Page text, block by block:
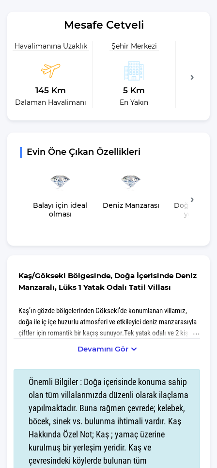
Mesafe Cetveli
Havalimanına Uzaklık
145 Km
Dalaman Havalimanı
Şehir Merkezi
5 Km
En Yakın
Evin Öne Çıkan Özellikleri
Balayı için ideal
olması
Deniz Manzarası
Doğa
yer
Kaş/Gökseki Bölgesinde, Doğa İçerisinde Deniz
Manzaralı, Lüks 1 Yatak Odalı Tatil Villası
Kaş’ın gözde bölgelerinden Gökseki’de konumlanan villamız,
doğa ile iç içe huzurlu atmosferi ve etkileyici deniz manzarasıyla
çiftler için romantik bir kaçış sunuyor.Tek yatak odalı ve 2 kişi
kapasiteli olan villamız, balayı çiftleri veya sakinlik arayan
donanımlı mutfağı ve konforlu oturma alanı sayesinde her
anınızda lüksü hissedersiniz.Villanın deniz manzaralı özel
havuzu, şezlong alanı ve doğayla bütünleşen geniş terası, gün
boyu keyifli vakit geçirmenizi sağlar. Sabahları kuş sesleri
eşliğinde uyanabilir, akşamları gün batımını seyrederken huzurun
tadını çıkarabilirsiniz.Şehir merkezine ve plajlara kısa sürüş
mesafesinde bulunan villamız, hem doğanın içinde izole bir tatil
hem de Kaş’ın sunduğu olanaklara kolay erişim bir arada
Devamını Gör
Önemli Bilgiler : Doğa içerisinde konuma sahip
olan tüm villalarımızda düzenli olarak ilaçlama
yapılmaktadır. Buna rağmen çevrede; kelebek,
böcek, sinek vs. bulunma ihtimali vardır. Kaş
Hakkında Özel Not; Kaş ; yamaç üzerine
kurulmuş bir yerleşim yeridir. Kaş ve
çevresindeki köylerde bulunan tüm